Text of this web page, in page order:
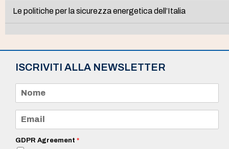
Le politiche per la sicurezza energetica dell’Italia
ISCRIVITI ALLA NEWSLETTER
m
e
a
iGDPR Agreement *